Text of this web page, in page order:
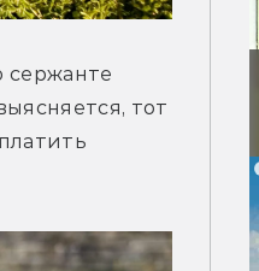
сержанте
тот